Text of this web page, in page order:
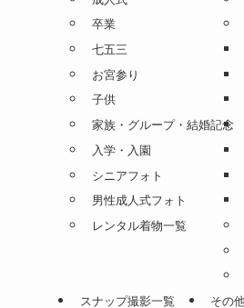
記念写真 一覧
成人式
卒業
七五三
お宮参り